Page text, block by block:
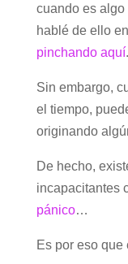
cuando es
hablé de ello
pinchando aquí.
Sin embargo,
el tiempo,
originando
De hecho,
incapacitantes
pánico…
Es por eso que